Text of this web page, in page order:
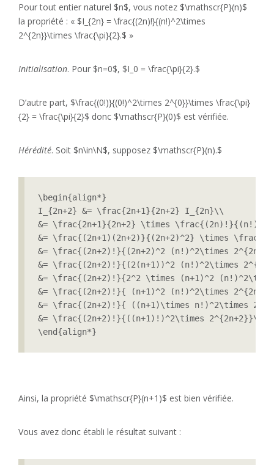
Pour tout entier naturel $n$, vous notez $\mathscr{P}(n)$
la propriété : « $I_{2n} = \frac{(2n)!}{(n!)^2\times
2^{2n}}\times \frac{\pi}{2}.$ »
Initialisation. Pour $n=0$, $I_0 = \frac{\pi}{2}.$
D’autre part, $\frac{(0!)}{(0!)^2\times 2^{0}}\times \frac{\pi}
{2} = \frac{\pi}{2}$ donc $\mathscr{P}(0)$ est vérifiée.
Hérédité. Soit $n\in\N$, supposez $\mathscr{P}(n).$
\begin{align*}
I_{2n+2} &= \frac{2n+1}{2n+2} I_{2n}\\
&= \frac{2n+1}{2n+2} \times
&= \frac{(2n+1)(2n+2)}{(2n+2)^2} \times
&= \frac{(2n+2)!}{(2n+2)^2 (n!)^2\times
&= \frac{(2n+2)!}{(2(n+1))^2 (n!)^2\times
&= \frac{(2n+2)!}{2^2 \times (n+1)^2
&= \frac{(2n+2)!}{ (n+1)^2 (n!)^2\times
&= \frac{(2n+2)!}{ ((n+1)\times n!)^2\times
&= \frac{(2n+2)!}{((n+1)!)^2\times
\end{align*}
Ainsi, la propriété $\mathscr{P}(n+1)$ est bien vérifiée.
Vous avez donc établi le résultat suivant :